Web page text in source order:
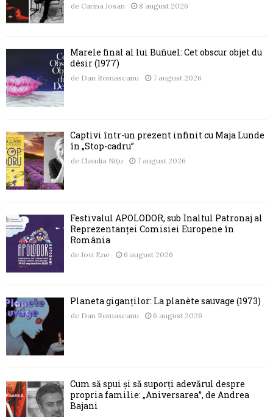
de Carina Josan 8 august 2026
Marele final al lui Buñuel: Cet obscur objet du
désir (1977)
de Dan Romascanu 7 august 2026
Captivi într-un prezent infinit cu Maja Lunde
în „Stop-cadru”
de Claudia Nițu 7 august 2026
Festivalul APOLODOR, sub Înaltul Patronaj al
Reprezentanței Comisiei Europene în
România
de Jovi Ene 6 august 2026
Planeta giganților: La planète sauvage (1973)
de Dan Romascanu 6 august 2026
Cum să spui și să suporți adevărul despre
propria familie: „Aniversarea”, de Andrea
Bajani